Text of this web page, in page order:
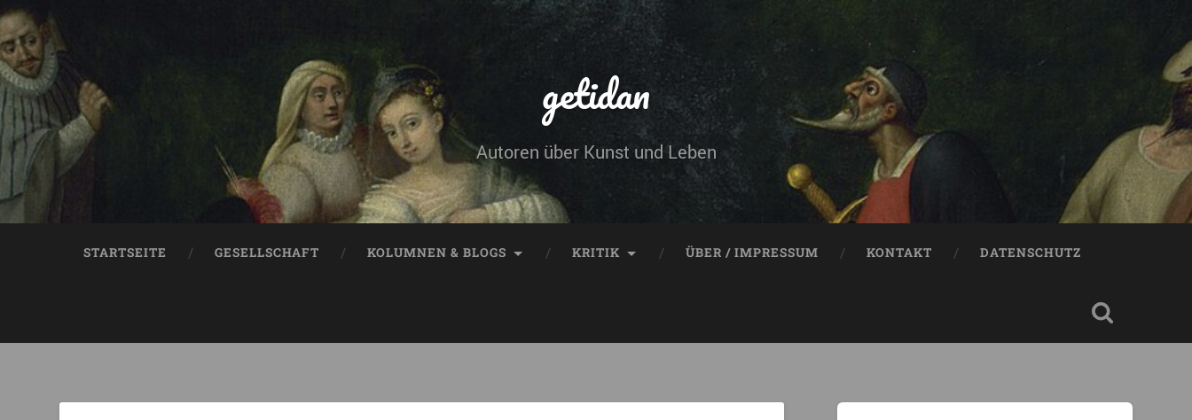
getidan
Autoren über Kunst und Leben
STARTSEITE GESELLSCHAFT KOLUMNEN & BLOGS KRITIK ÜBER / IMPRESSUM KONTAKT DATENSCHUTZ